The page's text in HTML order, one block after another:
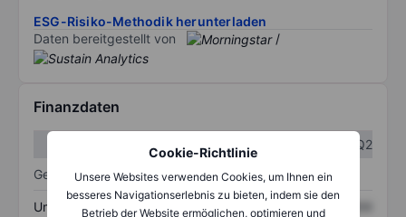
Cookie-Richtlinie
Unsere Websites verwenden Cookies, um Ihnen ein
besseres Navigationserlebnis zu bieten, indem sie den
Betrieb der Website ermöglichen, optimieren und
ESG-Risiko-Methodik herunterladen
Daten bereitgestellt von
/
Finanzdaten
Q2
Gewinn- und Verlustrechnung
Umsatz XXXXXXX XXXXXXX